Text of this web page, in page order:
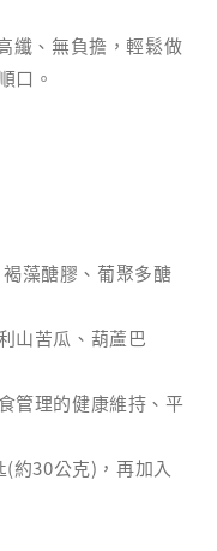
纖、無負擔，輕鬆做
口。
藻醣膠、葡聚多醣
山苦瓜、葫蘆巴
管理的健康維持、平
(約30公克)，再加入